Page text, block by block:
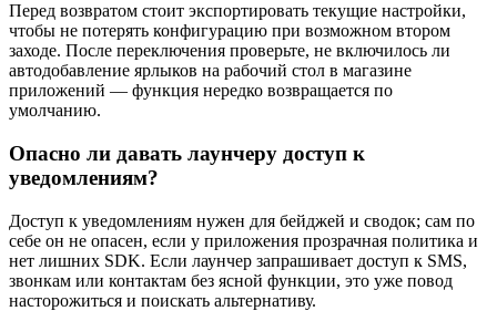
Перед возвратом стоит экспортировать текущие настройки,
чтобы не потерять конфигурацию при возможном втором
заходе. После переключения проверьте, не включилось ли
автодобавление ярлыков на рабочий стол в магазине
приложений — функция нередко возвращается по
умолчанию.
Опасно ли давать лаунчеру доступ к
уведомлениям?
Доступ к уведомлениям нужен для бейджей и сводок; сам по
себе он не опасен, если у приложения прозрачная политика и
нет лишних SDK. Если лаунчер запрашивает доступ к SMS,
звонкам или контактам без ясной функции, это уже повод
насторожиться и поискать альтернативу.